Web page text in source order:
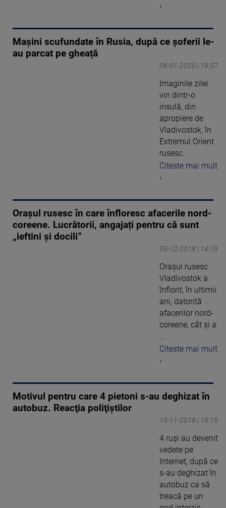
›
Mașini scufundate în Rusia, după ce șoferii le-
au parcat pe gheață
06-01-2020 | 19:57
Imaginile zilei
vin dintr-o
insulă, din
apropiere de
Vladivostok, în
Extremul Orient
rusesc.
Citeste mai mult
›
Orașul rusesc în care înfloresc afacerile nord-
coreene. Lucrătorii, angajați pentru că sunt
„ieftini și docili”
05-12-2018 | 14:19
Orașul rusesc
Vladivostok a
înflorit, în ultimii
ani, datorită
afacerilor nord-
coreene, cât și a
...
Citeste mai mult
›
Motivul pentru care 4 pietoni s-au deghizat în
autobuz. Reacţia poliţiştilor
13-11-2018 | 19:15
4 ruşi au devenit
vedete pe
Internet, după ce
s-au deghizat în
autobuz ca să
treacă pe un